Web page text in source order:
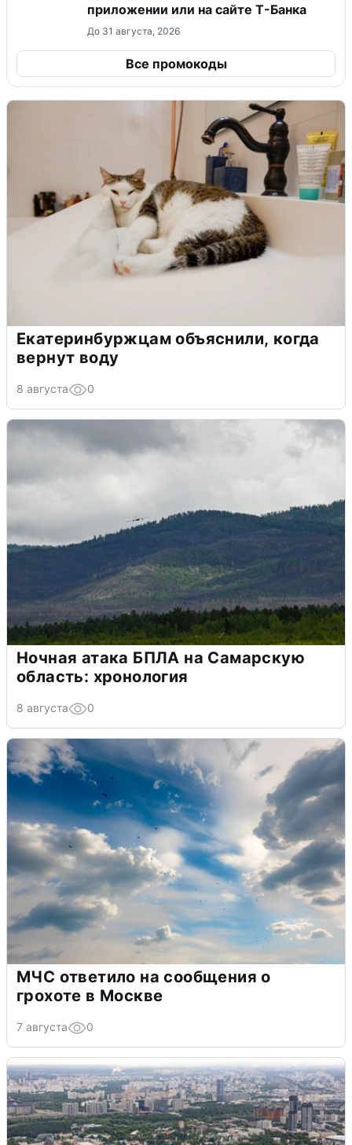
приложении или на сайте Т-Банка
До 31 августа, 2026
Все промокоды
Екатеринбуржцам объяснили, когда
вернут воду
8 августа 0
Ночная атака БПЛА на Самарскую
область: хронология
8 августа 0
МЧС ответило на сообщения о
грохоте в Москве
7 августа 0